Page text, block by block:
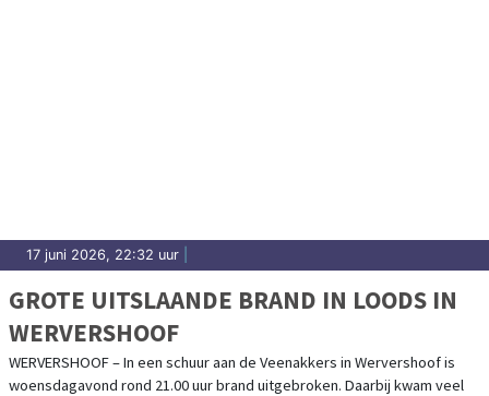
17 juni 2026, 22:32 uur
GROTE UITSLAANDE BRAND IN LOODS IN
WERVERSHOOF
WERVERSHOOF – In een schuur aan de Veenakkers in Wervershoof is
woensdagavond rond 21.00 uur brand uitgebroken. Daarbij kwam veel